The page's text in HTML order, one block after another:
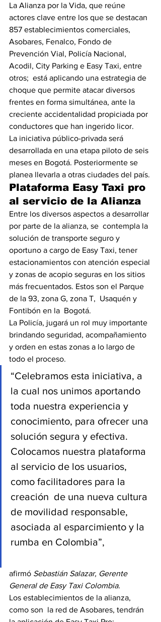
La Alianza por la Vida, que reúne
actores clave entre los que se destacan
857 establecimientos comerciales,
Asobares, Fenalco, Fondo de
Prevención Vial, Policía Nacional,
Acodil, City Parking e Easy Taxi, entre
otros;  está aplicando una estrategia de
choque que permite atacar diversos
frentes en forma simultánea, ante la
creciente accidentalidad propiciada por
conductores que han ingerido licor.
La iniciativa público-privada será
desarrollada en una etapa piloto de seis
meses en Bogotá. Posteriormente se
planea llevarla a otras ciudades del país.
Plataforma Easy Taxi pro
al servicio de la Alianza
Entre los diversos aspectos a desarrollar
por parte de la alianza, se  contempla la
solución de transporte seguro y
oportuno a cargo de Easy Taxi, tener
estacionamientos con atención especial
y zonas de acopio seguras en los sitios
más frecuentados. Estos son el Parque
de la 93, zona G, zona T,  Usaquén y
Fontibón en la  Bogotá.
La Policía, jugará un rol muy importante
brindando seguridad, acompañamiento
y orden en estas zonas a lo largo de
todo el proceso.
“Celebramos esta iniciativa, a
la cual nos unimos aportando
toda nuestra experiencia y
conocimiento, para ofrecer una
solución segura y efectiva.
Colocamos nuestra plataforma
al servicio de los usuarios,
como facilitadores para la
creación  de una nueva cultura
de movilidad responsable,
asociada al esparcimiento y la
rumba en Colombia”,
afirmó Sebastián Salazar, Gerente
General de Easy Taxi Colombia.
Los establecimientos de la alianza,
como son  la red de Asobares, tendrán